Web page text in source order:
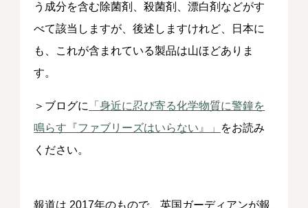
う成分を含む除菌剤、殺菌剤、漂白剤などがす
べて該当しますが、後述しますけれど、日本に
も、これが含まれている製品は山ほどありま
す。
＞ブログに
「身近に忍び寄る化学物質に警鐘を
鳴らす『ファブリーズはいらない』」
をお読み
ください。
報道は 2017年のもので、英国ガーディアンが報